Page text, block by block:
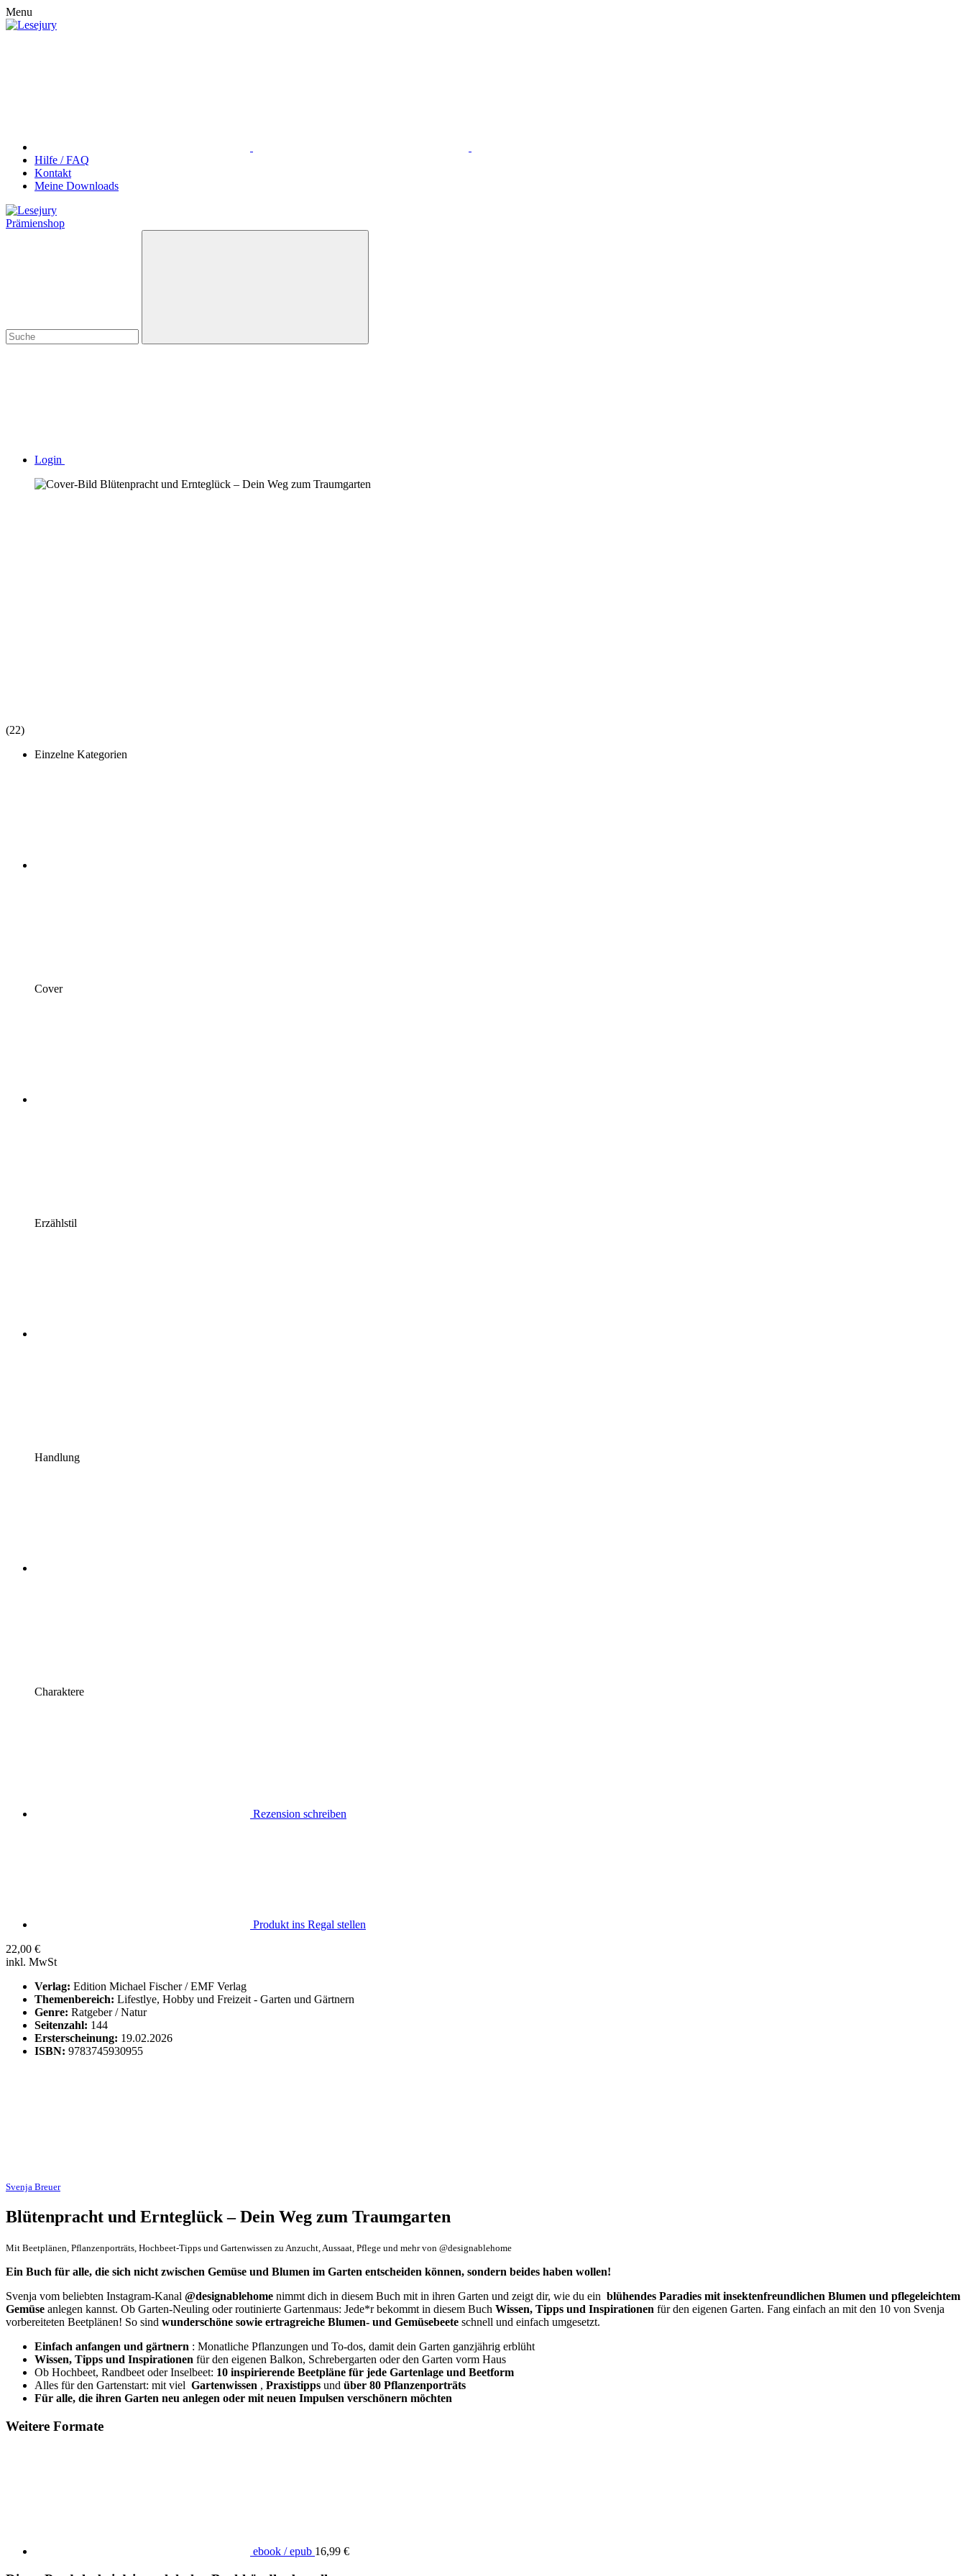
Menu
Hilfe / FAQ
Kontakt
Meine Downloads
Prämienshop
Login
(22)
Einzelne Kategorien
Cover
Erzählstil
Handlung
Charaktere
Rezension schreiben
Produkt ins Regal stellen
22,00 €
inkl. MwSt
Verlag: Edition Michael Fischer / EMF Verlag
Themenbereich: Lifestlye, Hobby und Freizeit - Garten und Gärtnern
Genre: Ratgeber / Natur
Seitenzahl: 144
Ersterscheinung: 19.02.2026
ISBN: 9783745930955
Svenja Breuer
Blütenpracht und Ernteglück – Dein Weg zum Traumgarten
Mit Beetplänen, Pflanzenporträts, Hochbeet-Tipps und Gartenwissen zu Anzucht, Aussaat, Pflege und mehr von @designablehome
Ein Buch für alle, die sich nicht zwischen Gemüse und Blumen im Garten entscheiden können, sondern beides haben wollen!
Svenja vom beliebten Instagram-Kanal @designablehome nimmt dich in diesem Buch mit in ihren Garten und zeigt dir, wie du ein blühendes Paradies mit insektenfreundlichen Blumen und pflegeleichtem
Gemüse anlegen kannst. Ob Garten-Neuling oder routinierte Gartenmaus: Jede*r bekommt in diesem Buch Wissen, Tipps und Inspirationen für den eigenen Garten. Fang einfach an mit den 10 von Svenja
vorbereiteten Beetplänen! So sind wunderschöne sowie ertragreiche Blumen- und Gemüsebeete schnell und einfach umgesetzt.
Einfach anfangen und gärtnern : Monatliche Pflanzungen und To-dos, damit dein Garten ganzjährig erblüht
Wissen, Tipps und Inspirationen für den eigenen Balkon, Schrebergarten oder den Garten vorm Haus
Ob Hochbeet, Randbeet oder Inselbeet: 10 inspirierende Beetpläne für jede Gartenlage und Beetform
Alles für den Gartenstart: mit viel Gartenwissen , Praxistipps und über 80 Pflanzenporträts
Für alle, die ihren Garten neu anlegen oder mit neuen Impulsen verschönern möchten
Weitere Formate
ebook / epub 16,99 €